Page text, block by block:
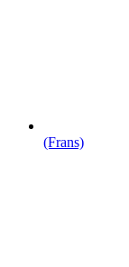
(Frans)